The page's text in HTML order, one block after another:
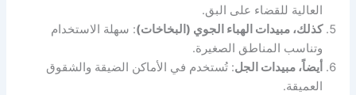
العالية للقضاء على البق.
كذلك، مبيدات الهباء الجوي (البخاخات): سهلة الاستخدام
وتناسب المناطق الصغيرة.
أيضاً، مبيدات الجل: تُستخدم في الأماكن الضيقة والشقوق
العميقة.